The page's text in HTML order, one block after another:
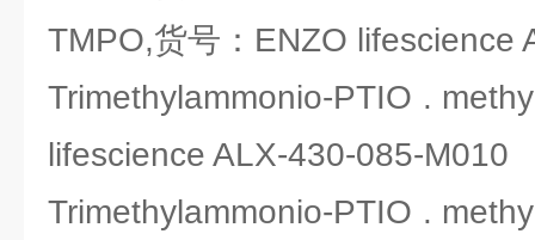
TMPO,货号：ENZO lifescience
Trimethylammonio-PTIO .
lifescience ALX-430-085-M010
Trimethylammonio-PTIO .